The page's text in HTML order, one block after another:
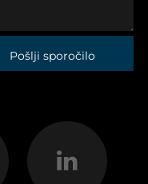
Pošlji sporočilo